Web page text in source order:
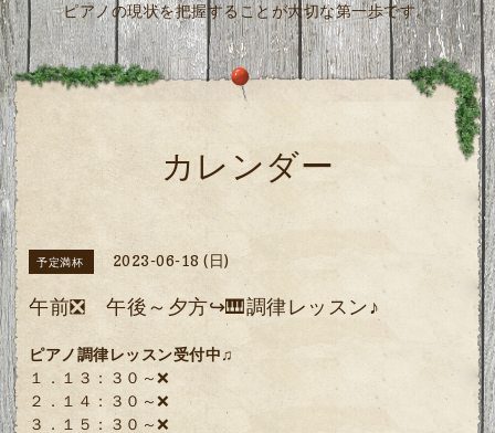
ピアノの現状を把握することが大切な第一歩です。
カレンダー
予定満杯 2023-06-18 (日)
午前❎ 午後～夕方↪🎹調律レッスン♪
ピアノ調律レッスン受付中♫
１．１３：３０～❌
２．１４：３０～❌
３．１５：３０～❌